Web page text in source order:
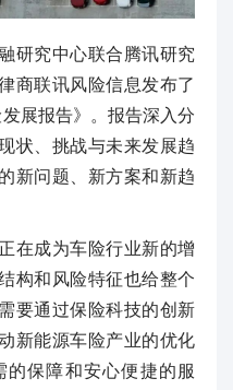
研究中心联合腾讯研究
商联讯风险信息发布了
发展报告》。报告深入分
状、挑战与未来发展趋
新问题、新方案和新趋
在成为车险行业新的增
构和风险特征也给整个
要通过保险科技的创新
新能源车险产业的优化
保障和安心便捷的服